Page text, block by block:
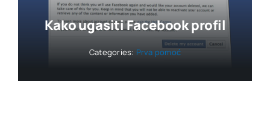
Kako ugasiti Facebook profil
Categories: Prva pomoć